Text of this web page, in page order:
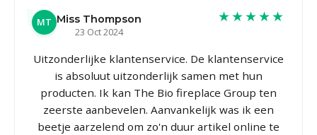
MT Miss Thompson
23 Oct 2024
★★★★★
Uitzonderlijke klantenservice. De klantenservice
is absoluut uitzonderlijk samen met hun
producten. Ik kan The Bio fireplace Group ten
zeerste aanbevelen. Aanvankelijk was ik een
beetje aarzelend om zo'n duur artikel online te